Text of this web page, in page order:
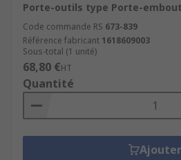
Porte-outils type Porte-
Code commande RS 673-839
Référence fabricant 1618609003
Sous-total (1 unité)
68,80 €HT
Quantité
Ajouter